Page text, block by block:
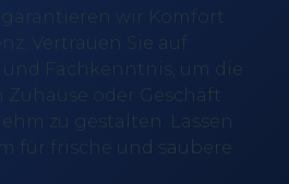
wir Komfort
Vertrauen Sie auf
Fachkenntnis, um die
oder Geschäft
zu gestalten. Lassen
für frische und saubere